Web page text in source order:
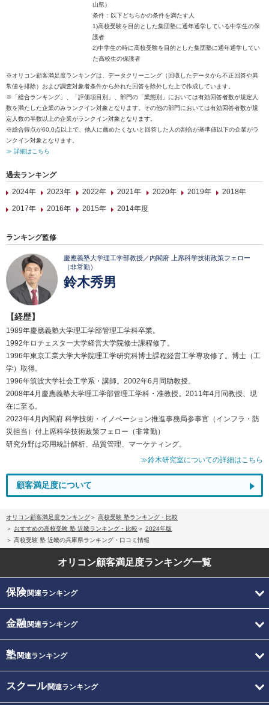
山県）
条件：以下どちらかの条件を満たす人
1)高校受験を目的とした集団塾に通年通学している中学生の保
護者
2)中学生の時に高校受験を目的とした集団塾に通年通学してい
た高校生の保護者
※オリコン顧客満足度ランキングは、データクリーニング（回収したデータから不正回答や異
常値を排除）および調査対象者条件から外れた回答を除外した上で作成しています。
※「総合ランキング」、「評価項目別」、部門の「業態別」においては有効回答者数が規定人
数を満たした企業のみランクイン対象となります。その他の部門においては有効回答者数が規
定人数の半数以上の企業がランクイン対象となります。
※総合得点が60.0点以上で、他人に薦めたくないと回答した人の割合が基準値以下の企業がラ
ンクイン対象となります。
≫ 詳細はこちら
過去ランキング
2024年
2023年 2022年 2021年 2020年 2019年
2018年
2017年
2016年 2015年 2014年度
ランキング監修
慶應義塾大学理工学部教授／内閣府 上席科学技術政策フェロー
（非常勤）
鈴木秀男
【経歴】
1989年慶應義塾大学理工学部管理工学科卒業。
1992年ロチェスター大学経営大学院修士課程修了。
1996年東京工業大学大学院理工学研究科博士課程経営工学専攻修了。博士（工
学）取得。
1996年筑波大学社会工学系・講師。2002年6月同助教授。
2008年4月慶應義塾大学理工学部管理工学科・准教授。2011年4月同教授、現
在に至る。
2023年4月内閣府 科学技術・イノベーション推進事務局参事官（インフラ・防
災担当）付上席科学技術政策フェロー（非常勤）
研究分野は応用統計解析、品質管理、マーケティング。
≫鈴木研究室についての詳細はこちら
顧客満足度について
オリコン顧客満足度ランキング
高校受験 塾ランキング・比較
おすすめの高校受験 塾 近畿ランキング・比較
2024年版
高校受験 塾 近畿の兵庫県ランキング・口コミ情報
オリコン顧客満足度ランキング一覧
保険関連ランキング
金融関連ランキング
塾関連ランキング
スクール関連ランキング